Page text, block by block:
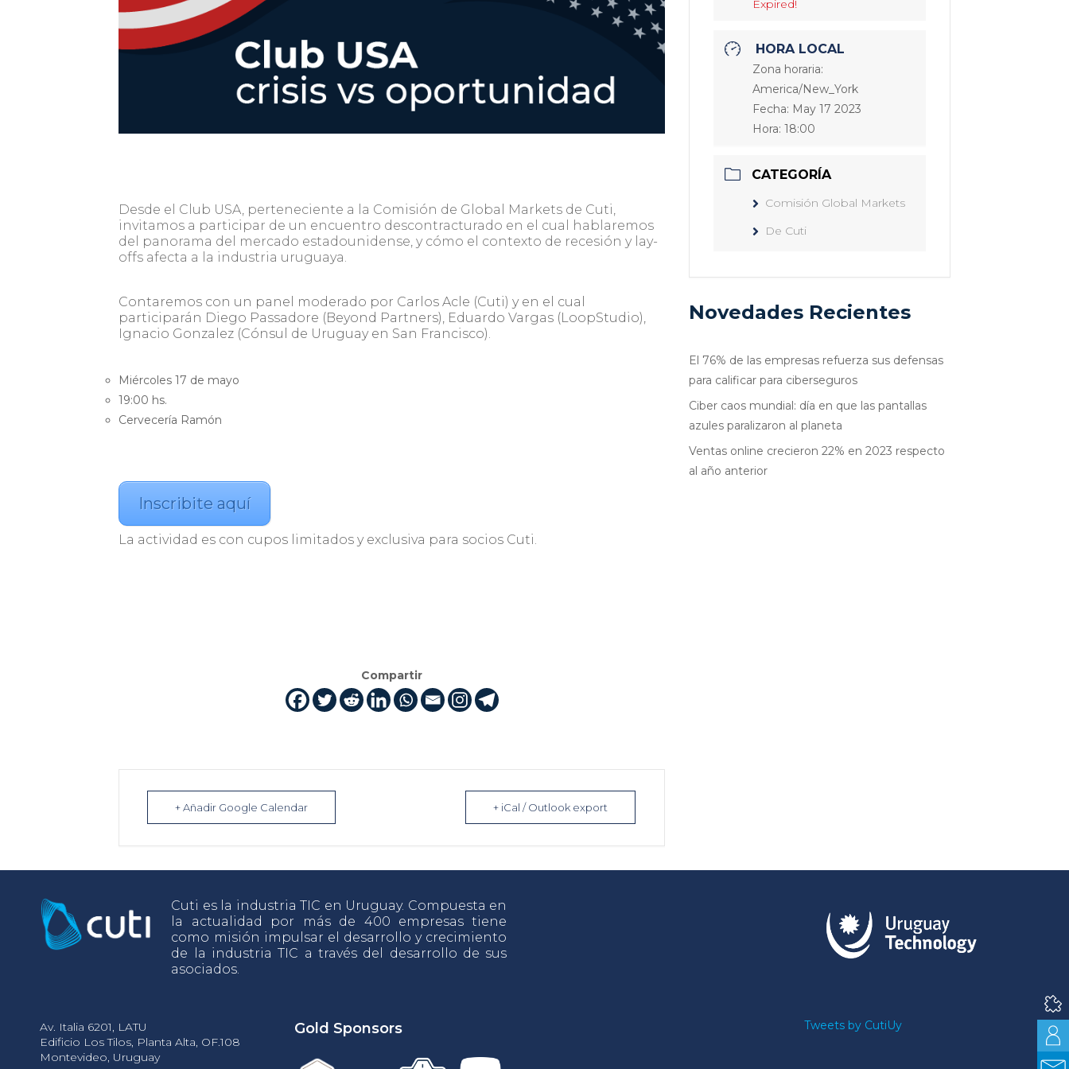
Desde el Club USA, perteneciente a la Comisión de Global Markets de Cuti,
invitamos a participar de un encuentro descontracturado en el cual hablaremos
del panorama del mercado estadounidense, y cómo el contexto de recesión y lay-
offs afecta a la industria uruguaya.
Contaremos con un panel moderado por Carlos Acle (Cuti) y en el cual
participarán Diego Passadore (Beyond Partners), Eduardo Vargas (LoopStudio),
Ignacio Gonzalez (Cónsul de Uruguay en San Francisco).
Miércoles 17 de mayo
19:00 hs.
Cervecería Ramón
Inscribite aquí
La actividad es con cupos limitados y exclusiva para socios Cuti.
Compartir
+ Añadir Google Calendar + iCal / Outlook export
Expired!
HORA LOCAL
Zona horaria:
America/New_York
Fecha: May 17 2023
Hora:18:00
CATEGORÍA
Comisión Global Markets
De Cuti
Novedades Recientes
El 76% de las empresas refuerza sus defensas
para calificar para ciberseguros
Ciber caos mundial: día en que las pantallas
azules paralizaron al planeta
Ventas online crecieron 22% en 2023 respecto
al año anterior
Cuti es la industria TIC en Uruguay. Compuesta en
la actualidad por más de 400 empresas tiene
como misión impulsar el desarrollo y crecimiento
de la industria TIC a través del desarrollo de sus
asociados.
Av. Italia 6201, LATU
Edificio Los Tilos, Planta Alta, OF.108
Montevideo, Uruguay
Gold Sponsors Tweets by CutiUy